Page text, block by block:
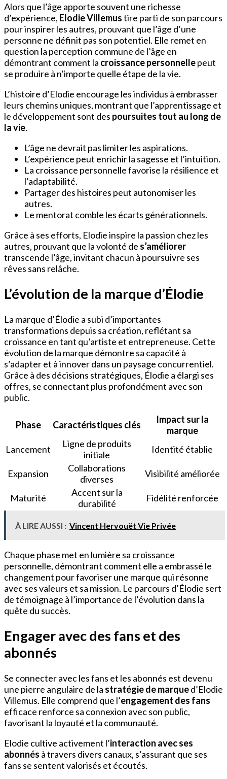
Alors que l’âge apporte souvent une richesse
d’expérience, Elodie Villemustire parti de son parcours
pour inspirer les autres, prouvant que l’âge d’une
personne ne définit pas son potentiel. Elle remet en
question la perception commune de l’âge en
démontrant comment la croissance personnellepeut
se produire à n’importe quelle étape de la vie.
L’histoire d’Elodie encourage les individus à embrasser
leurs chemins uniques, montrant que l’apprentissage et
le développement sont des poursuites tout au long de
la vie.
L’âge ne devrait pas limiter les aspirations.
L’expérience peut enrichir la sagesse et l’intuition.
La croissance personnelle favorise la résilience et
l’adaptabilité.
Partager des histoires peut autonomiser les
autres.
Le mentorat comble les écarts générationnels.
Grâce à ses efforts, Elodie inspire la passion chez les
autres, prouvant que la volonté de s’améliorer
transcende l’âge, invitant chacun à poursuivre ses
rêves sans relâche.
L’évolution de la marque d’Élodie
La marque d’Élodie a subi d’importantes
transformations depuis sa création, reflétant sa
croissance en tant qu’artiste et entrepreneuse. Cette
évolution de la marque démontre sa capacité à
s’adapter et à innover dans un paysage concurrentiel.
Grâce à des décisions stratégiques, Élodie a élargi ses
offres, se connectant plus profondément avec son
public.
Phase Caractéristiques clés
Impact sur la
marque
Lancement
Ligne de produits
initiale
Identité établie
Expansion
Collaborations
diverses
Visibilité améliorée
Maturité
Accent sur la
durabilité
Fidélité renforcée
À LIRE AUSSI : Vincent Hervouët Vie Privée
Chaque phase met en lumière sa croissance
personnelle, démontrant comment elle a embrassé le
changement pour favoriser une marque qui résonne
avec ses valeurs et sa mission. Le parcours d’Élodie sert
de témoignage à l’importance de l’évolution dans la
quête du succès.
Engager avec des fans et des
abonnés
Se connecter avec les fans et les abonnés est devenu
une pierre angulaire de la stratégie de marqued’Elodie
Villemus. Elle comprend que l’engagement des fans
efficace renforce sa connexion avec son public,
favorisant la loyauté et la communauté.
Elodie cultive activement l’interaction avec ses
abonnés à travers divers canaux, s’assurant que ses
fans se sentent valorisés et écoutés.